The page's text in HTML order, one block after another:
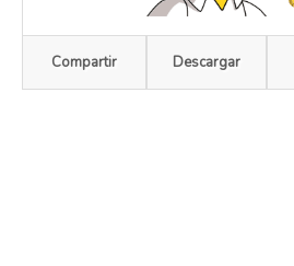
Compartir Descargar